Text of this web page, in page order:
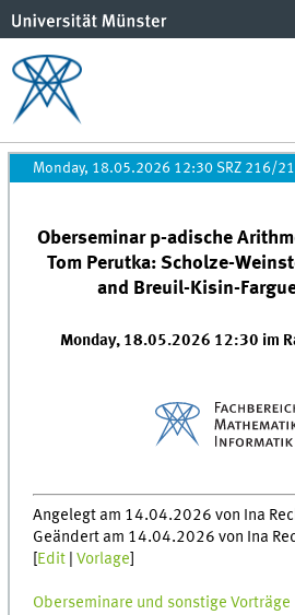
Monday, 18.05.2026 12:30 SRZ 216/
Oberseminar p-adische
Tom Perutka: Scholze-
and Breuil-Kisin-
Monday, 18.05.2026 12:30 im
Angelegt am 14.04.2026 von Ina
Geändert am 14.04.2026 von Ina
Edit |Vorlage
Oberseminare und sonstige Vorträge